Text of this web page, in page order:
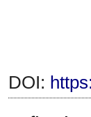
DOI: